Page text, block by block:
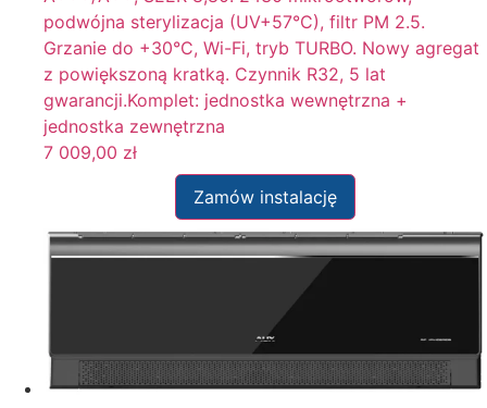
podwójna sterylizacja (UV+57°C), filtr PM 2.5.
Grzanie do +30°C, Wi-Fi, tryb TURBO. Nowy agregat
z powiększoną kratką. Czynnik R32, 5 lat
gwarancji.Komplet: jednostka wewnętrzna +
jednostka zewnętrzna
7 009,00 zł
Zamów instalację